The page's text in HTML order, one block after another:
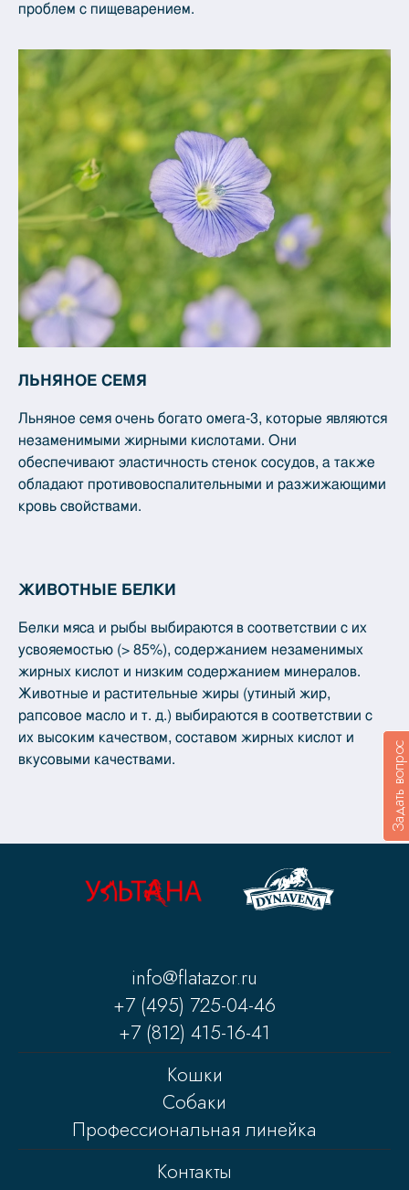
проблем с пищеварением.
ЛЬНЯНОЕ СЕМЯ
Льняное семя очень богато омега-3, которые являются
незаменимыми жирными кислотами. Они
обеспечивают эластичность стенок сосудов, а также
обладают противовоспалительными и разжижающими
кровь свойствами.
ЖИВОТНЫЕ БЕЛКИ
Белки мяса и рыбы выбираются в соответствии с их
усвояемостью (> 85%), содержанием незаменимых
жирных кислот и низким содержанием минералов.
Животные и растительные жиры (утиный жир,
рапсовое масло и т. д.) выбираются в соответствии с
их высоким качеством, составом жирных кислот и
вкусовыми качествами.
info@flatazor.ru
+7 (495) 725-04-46
+7 (812) 415-16-41
Кошки
Собаки
Профессиональная линейка
Контакты
Задать вопрос